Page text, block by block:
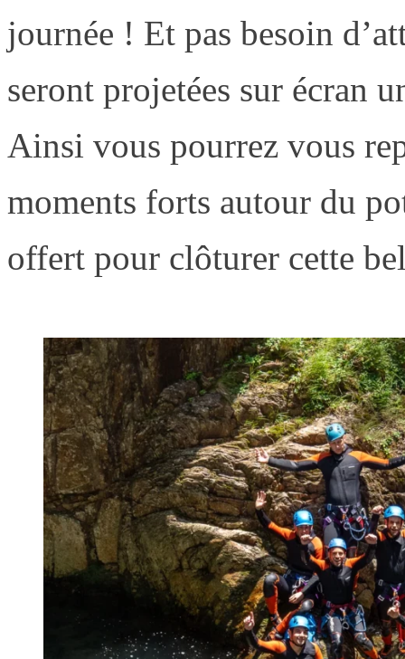
journée ! Et pas besoin
seront projetées sur écran
Ainsi vous pourrez vous
moments forts autour du
offert pour clôturer cette